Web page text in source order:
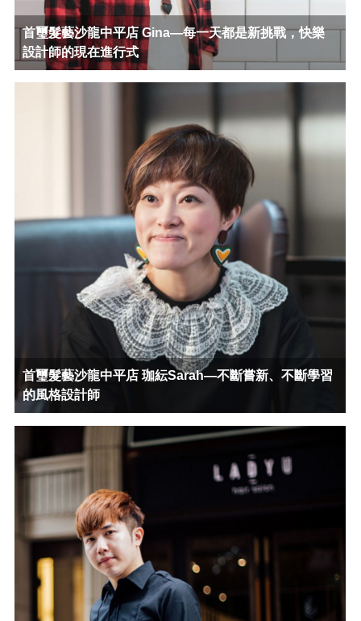
首璽髮藝沙龍中平店 Gina—每一天都是新挑戰，快樂
設計師的現在進行式
首璽髮藝沙龍中平店 珈紜Sarah—不斷嘗新、不斷學習
的風格設計師